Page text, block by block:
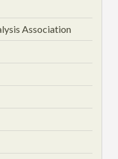
Association